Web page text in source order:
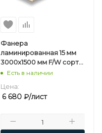
Фанера
ламинированная 15 мм
3000х1500 мм F/W сорт
1/1 березовая
Есть в наличии
Цена:
6 680₽/лист